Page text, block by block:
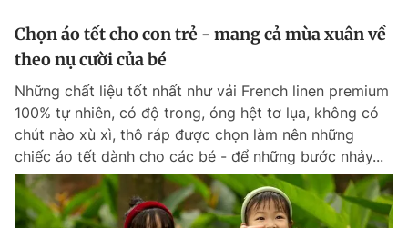
Chọn áo tết cho con trẻ - mang cả mùa xuân về
theo nụ cười của bé
Những chất liệu tốt nhất như vải French linen premium
100% tự nhiên, có độ trong, óng hệt tơ lụa, không có
chút nào xù xì, thô ráp được chọn làm nên những
chiếc áo tết dành cho các bé - để những bước nhảy...